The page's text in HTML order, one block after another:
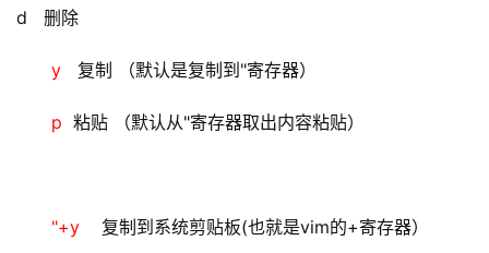
d   删除
y 复制 （默认是复制到"寄存器）
p 粘贴 （默认从"寄存器取出内容粘贴）
"+y 复制到系统剪贴板(也就是vim的+寄存器）